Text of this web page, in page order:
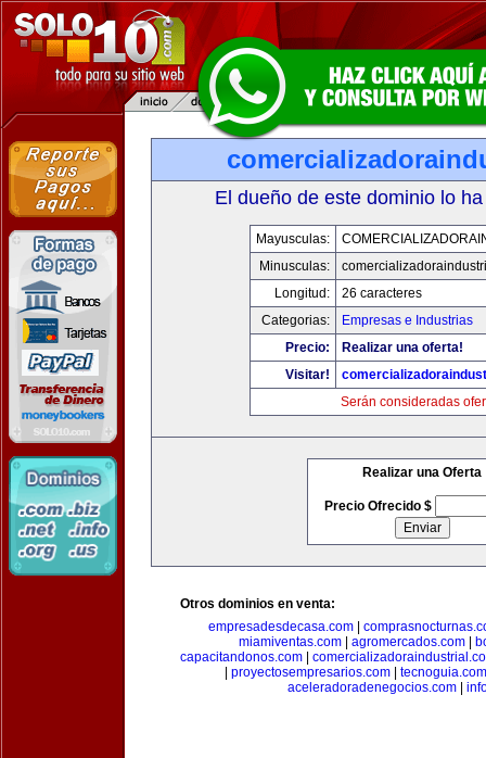
El dueño de este dominio lo
Mayusculas:
Minusculas:
Longitud:
26 caracteres
Categorias:
Empresas e Industrias
Precio:
Realizar una oferta!
Visitar!
Serán consideradas
Realizar una Oferta
Precio Ofrecido $
Otros dominios en venta:
empresadesdecasa.com|
miamiventas.com
agromercados.com
capacitandonos.com
proyectosempresarios.com
tecnoguia.com
aceleradoradenegocios.com